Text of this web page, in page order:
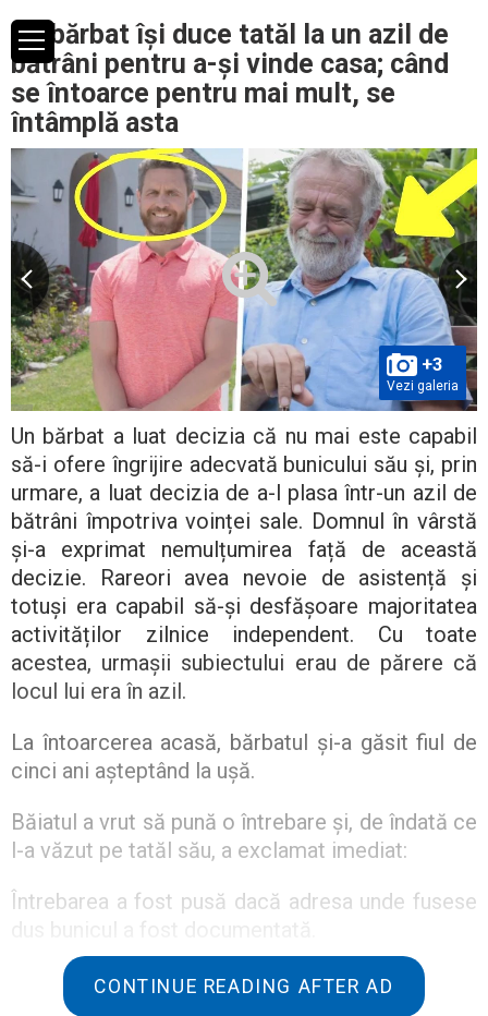
Un bărbat își duce tatăl la un azil de
bătrâni pentru a-și vinde casa; când
se întoarce pentru mai mult, se
întâmplă asta
+3
Vezi galeria
Un bărbat a luat decizia că nu mai este capabil
să-i ofere îngrijire adecvată bunicului său și, prin
urmare, a luat decizia de a-l plasa într-un azil de
bătrâni împotriva voinței sale. Domnul în vârstă
și-a exprimat nemulțumirea față de această
decizie. Rareori avea nevoie de asistență și
totuși era capabil să-și desfășoare majoritatea
activităților zilnice independent. Cu toate
acestea, urmașii subiectului erau de părere că
locul lui era în azil.
La întoarcerea acasă, bărbatul și-a găsit fiul de
cinci ani așteptând la ușă.
Băiatul a vrut să pună o întrebare și, de îndată ce
l-a văzut pe tatăl său, a exclamat imediat:
Întrebarea a fost pusă dacă adresa unde fusese
Bărbatul a răspuns: Scopul vizitei nu este clar.
CONTINUE READING AFTER AD